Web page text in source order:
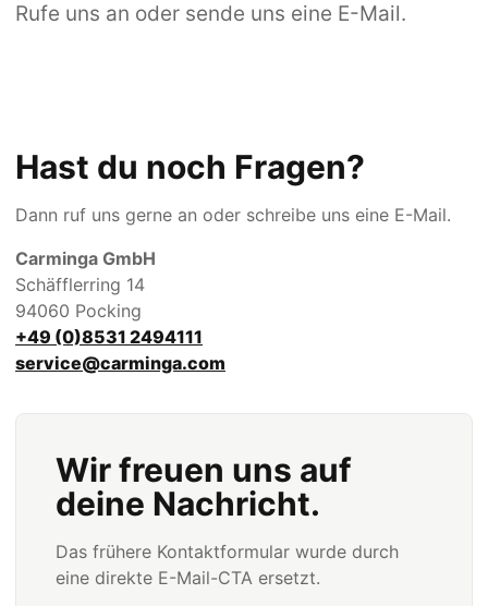
Rufe uns an oder sende uns eine E-Mail.
Hast du noch Fragen?
Dann ruf uns gerne an oder schreibe uns eine E-Mail.
Carminga GmbH
Schäfflerring 14
94060 Pocking
+49 (0)8531 2494111
service@carminga.com
Wir freuen uns auf
deine Nachricht.
Das frühere Kontaktformular wurde durch
eine direkte E-Mail-CTA ersetzt.